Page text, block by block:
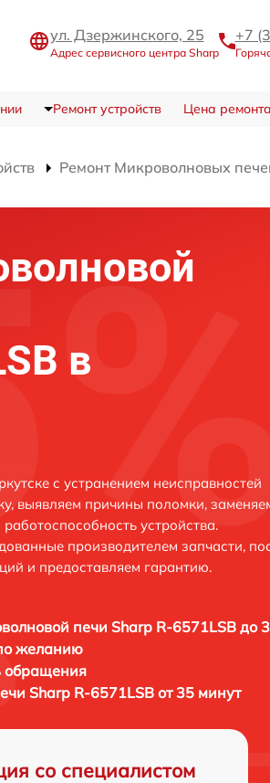
ул. Дзержинского, 25
Адрес сервисного центра Sharp
+7
Ремонт устройств Цена ремонта
Ремонт Микроволновых
в
с устранением неисправностей
выявляем причины поломки,
устройства.
производителем запчасти,
и предоставляем гарантию.
печи Sharp R-6571LSB до
желанию
обращения
Sharp R-6571LSB от 35 минут
со специалистом